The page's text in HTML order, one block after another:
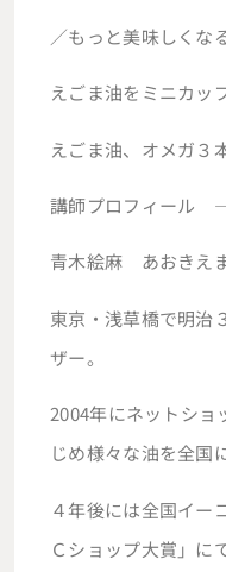
／もっと美味しくな
えごま油をミニカッ
えごま油、オメガ３
講師プロフィー
青木絵麻 あおきえ
東京・浅草橋で明治
ザー。
2004年にネットショ
じめ様々な油を全国
４年後には全国イー
Ｃショップ大賞」に